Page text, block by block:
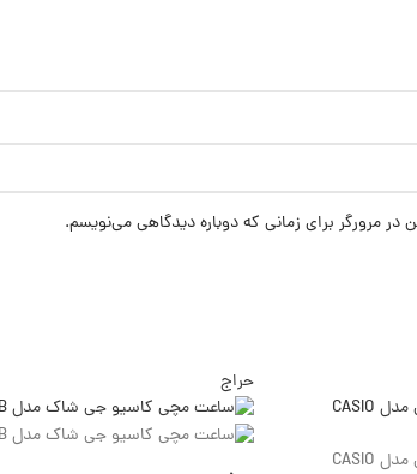
در مرورگر برای زمانی که دوباره دیدگاهی می‌نویسم.
حراج